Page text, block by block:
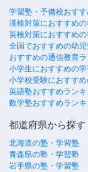
学習塾・予備校おす
漢検対策におすすめ
英検対策におすすめ
全国でおすすめの幼
おすすめの通信教育
小学生におすすめの
小学校受験におすす
英語塾おすすめラン
数学塾おすすめラン
都道府県から探す
北海道の塾・学習塾
青森県の塾・学習塾
岩手県の塾・学習塾